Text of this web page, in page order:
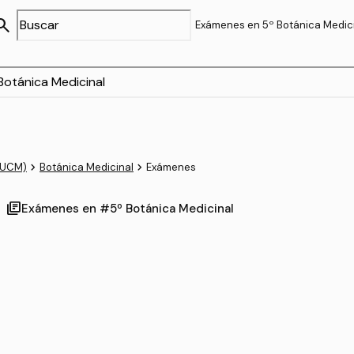
navigate_next Botánica Medicinal navigate_next Exámenes
library_booksExámenes en #5º Botánica Medicinal
Exámenes en 5º Botánica